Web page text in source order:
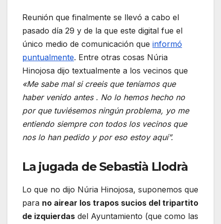
Reunión que finalmente se llevó a cabo el
pasado día 29 y de la que este digital fue el
único medio de comunicación que informó
puntualmente. Entre otras cosas Núria
Hinojosa dijo textualmente a los vecinos que
«Me sabe mal si creeis que teníamos que
haber venido antes . No lo hemos hecho no
por que tuviésemos ningún problema, yo me
entiendo siempre con todos los vecinos que
nos lo han pedido y por eso estoy aquí”.
La jugada de Sebastià Llodrà
Lo que no dijo Núria Hinojosa, suponemos que
para no airear los trapos sucios del tripartito
de izquierdas del Ayuntamiento (que como las